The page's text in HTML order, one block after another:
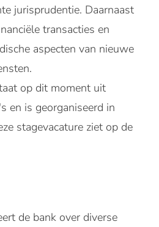
jurisprudentie. Daarnaast
transacties en
aspecten van nieuwe
op dit moment uit
en is georganiseerd in
stagevacature ziet op de
de bank over diverse